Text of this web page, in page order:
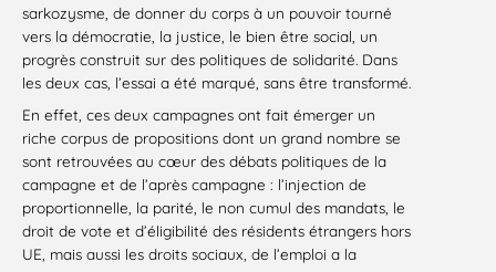
sarkozysme, de donner du corps à un pouvoir tourné
vers la démocratie, la justice, le bien être social, un
progrès construit sur des politiques de solidarité. Dans
les deux cas, l’essai a été marqué, sans être transformé.
En effet, ces deux campagnes ont fait émerger un
riche corpus de propositions dont un grand nombre se
sont retrouvées au cœur des débats politiques de la
campagne et de l’après campagne : l’injection de
proportionnelle, la parité, le non cumul des mandats, le
droit de vote et d’éligibilité des résidents étrangers hors
UE, mais aussi les droits sociaux, de l’emploi a la